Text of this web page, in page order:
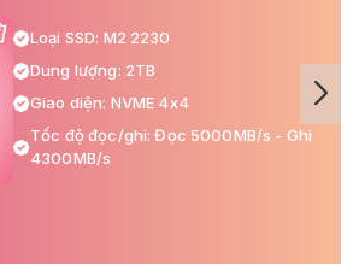
Loại SSD: M2 2230
Dung lượng: 2TB
Giao diện: NVME 4x4
Tốc độ đọc/ghi: Đọc 5000MB/s - Ghi
4300MB/s